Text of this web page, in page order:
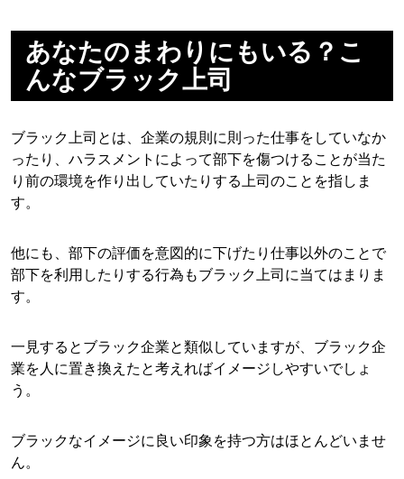
あなたのまわりにもいる？こ
んなブラック上司
ブラック上司とは、企業の規則に則った仕事をしていなか
ったり、ハラスメントによって部下を傷つけることが当た
り前の環境を作り出していたりする上司のことを指しま
す。
他にも、部下の評価を意図的に下げたり仕事以外のことで
部下を利用したりする行為もブラック上司に当てはまりま
す。
一見するとブラック企業と類似していますが、ブラック企
業を人に置き換えたと考えればイメージしやすいでしょ
う。
ブラックなイメージに良い印象を持つ方はほとんどいませ
ん。